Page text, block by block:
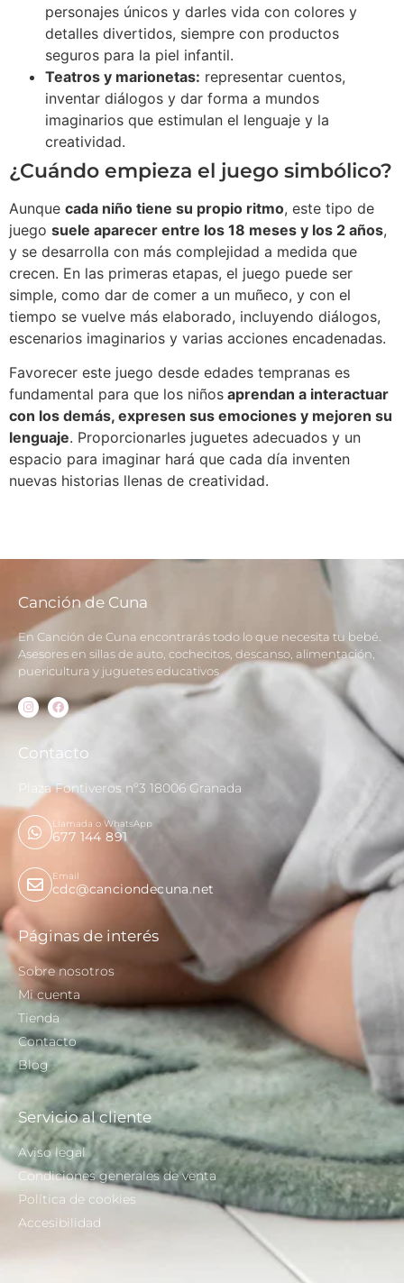
personajes únicos y darles vida con colores y
detalles divertidos, siempre con productos
seguros para la piel infantil.
Teatros y marionetas: representar cuentos,
inventar diálogos y dar forma a mundos
imaginarios que estimulan el lenguaje y la
creatividad.
¿Cuándo empieza el juego simbólico?
Aunque cada niño tiene su propio ritmo, este tipo de
juego suele aparecer entre los 18 meses y los 2 años,
y se desarrolla con más complejidad a medida que
crecen. En las primeras etapas, el juego puede ser
simple, como dar de comer a un muñeco, y con el
tiempo se vuelve más elaborado, incluyendo diálogos,
escenarios imaginarios y varias acciones encadenadas.
Favorecer este juego desde edades tempranas es
fundamental para que los niños aprendan a interactuar
con los demás, expresen sus emociones y mejoren su
lenguaje. Proporcionarles juguetes adecuados y un
espacio para imaginar hará que cada día inventen
nuevas historias llenas de creatividad.
Canción de Cuna
En Canción de Cuna encontrarás todo lo que necesita tu bebé.
Asesores en sillas de auto, cochecitos, descanso, alimentación,
puericultura y juguetes educativos
Contacto
Plaza Fontiveros nº3 18006 Granada
Llamada o WhatsApp
677 144 891
Email
cdc@canciondecuna.net
Páginas de interés
Sobre nosotros
Mi cuenta
Tienda
Contacto
Blog
Servicio al cliente
Aviso legal
Condiciones generales de venta
Política de cookies
Accesibilidad